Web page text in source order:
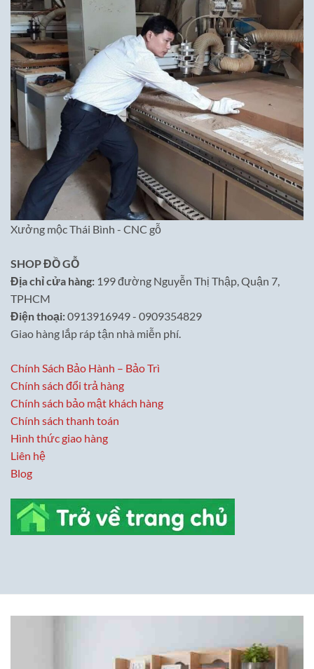
Xưởng mộc Thái Bình - CNC gỗ
SHOP ĐỒ GỖ
Địa chỉ cửa hàng: 199 đường Nguyễn Thị Thập, Quận 7,
TPHCM
Điện thoại:0913916949 - 0909354829
Giao hàng lắp ráp tận nhà miễn phí.
Chính Sách Bảo Hành – Bảo Trì
Chính sách đổi trả hàng
Chính sách bảo mật khách hàng
Chính sách thanh toán
Hình thức giao hàng
Liên hệ
Blog